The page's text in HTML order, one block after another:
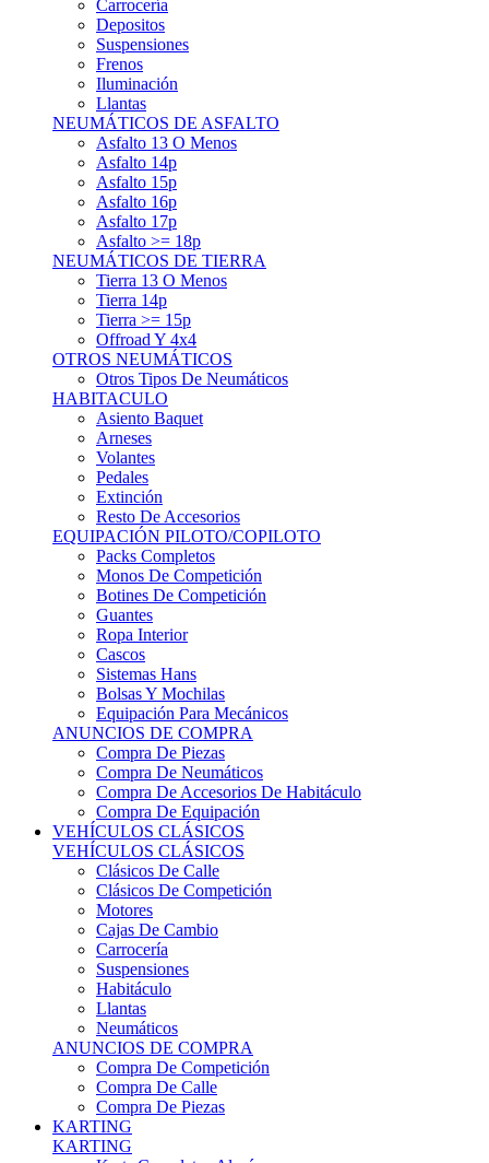
Carrocería
Depositos
Suspensiones
Frenos
Iluminación
Llantas
NEUMÁTICOS DE ASFALTO
Asfalto 13 O Menos
Asfalto 14p
Asfalto 15p
Asfalto 16p
Asfalto 17p
Asfalto >= 18p
NEUMÁTICOS DE TIERRA
Tierra 13 O Menos
Tierra 14p
Tierra >= 15p
Offroad Y 4x4
OTROS NEUMÁTICOS
Otros Tipos De Neumáticos
HABITACULO
Asiento Baquet
Arneses
Volantes
Pedales
Extinción
Resto De Accesorios
EQUIPACIÓN PILOTO/COPILOTO
Packs Completos
Monos De Competición
Botines De Competición
Guantes
Ropa Interior
Cascos
Sistemas Hans
Bolsas Y Mochilas
Equipación Para Mecánicos
ANUNCIOS DE COMPRA
Compra De Piezas
Compra De Neumáticos
Compra De Accesorios De Habitáculo
Compra De Equipación
VEHÍCULOS CLÁSICOS
VEHÍCULOS CLÁSICOS
Clásicos De Calle
Clásicos De Competición
Motores
Cajas De Cambio
Carrocería
Suspensiones
Habitáculo
Llantas
Neumáticos
ANUNCIOS DE COMPRA
Compra De Competición
Compra De Calle
Compra De Piezas
KARTING
KARTING